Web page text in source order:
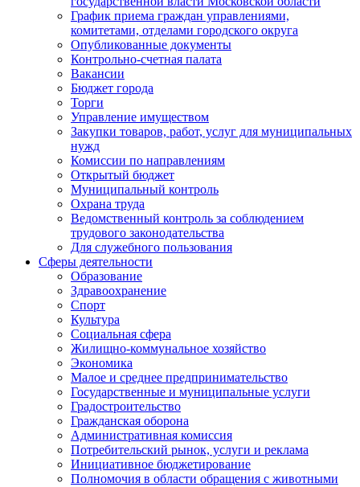
График приема граждан управлениями,
комитетами, отделами городского округа
Опубликованные документы
Контрольно-счетная палата
Вакансии
Бюджет города
Торги
Управление имуществом
Закупки товаров, работ, услуг для муниципальных
нужд
Комиссии по направлениям
Открытый бюджет
Муниципальный контроль
Охрана труда
Ведомственный контроль за соблюдением
трудового законодательства
Для служебного пользования
Сферы деятельности
Образование
Здравоохранение
Спорт
Культура
Социальная сфера
Жилищно-коммунальное хозяйство
Экономика
Малое и среднее предпринимательство
Государственные и муниципальные услуги
Градостроительство
Гражданская оборона
Административная комиссия
Потребительский рынок, услуги и реклама
Инициативное бюджетирование
Полномочия в области обращения с животными